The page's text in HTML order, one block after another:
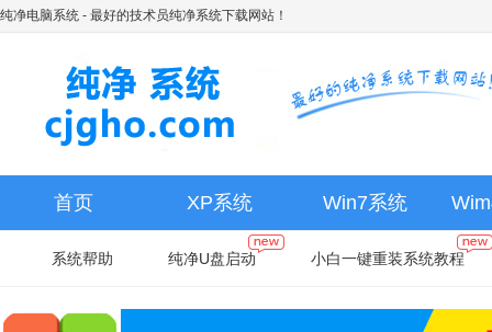
纯净电脑系统 - 最好的技术员纯净系统下载网站！
首页 XP系统 Win7系统
系统帮助 纯净U盘启动 小白一键重装系统教程